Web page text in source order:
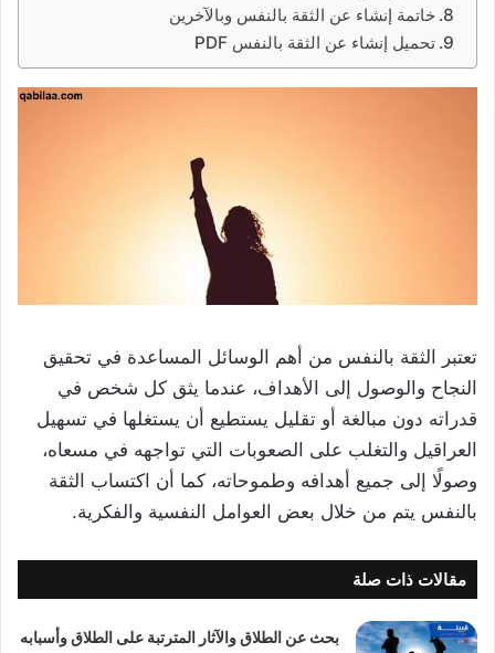
خاتمة إنشاء عن الثقة بالنفس وبالآخرين
تحميل إنشاء عن الثقة بالنفس PDF
تعتبر الثقة بالنفس من أهم الوسائل المساعدة في تحقيق
النجاح والوصول إلى الأهداف، عندما يثق كل شخص في
قدراته دون مبالغة أو تقليل يستطيع أن يستغلها في تسهيل
العراقيل والتغلب على الصعوبات التي تواجهه في مسعاه،
وصولًا إلى جميع أهدافه وطموحاته، كما أن اكتساب الثقة
بالنفس يتم من خلال بعض العوامل النفسية والفكرية.
مقالات ذات صلة
بحث عن الطلاق والآثار المترتبة على الطلاق وأسبابه